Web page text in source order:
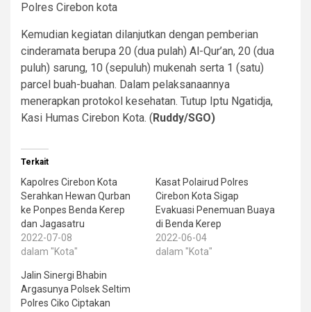
Polres Cirebon kota
Kemudian kegiatan dilanjutkan dengan pemberian
cinderamata berupa 20 (dua pulah) Al-Qur’an, 20 (dua
puluh) sarung, 10 (sepuluh) mukenah serta 1 (satu)
parcel buah-buahan. Dalam pelaksanaannya
menerapkan protokol kesehatan. Tutup Iptu Ngatidja,
Kasi Humas Cirebon Kota. ( Ruddy/SGO)
Terkait
Kapolres Cirebon Kota
Serahkan Hewan Qurban
ke Ponpes Benda Kerep
dan Jagasatru
2022-07-08
dalam "Kota"
Kasat Polairud Polres
Cirebon Kota Sigap
Evakuasi Penemuan Buaya
di Benda Kerep
2022-06-04
dalam "Kota"
Jalin Sinergi Bhabin
Argasunya Polsek Seltim
Polres Ciko Ciptakan